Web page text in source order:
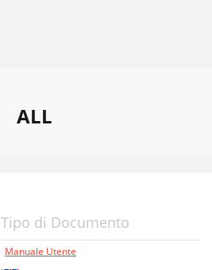
ALL
Tipo di Documento
Manuale Utente